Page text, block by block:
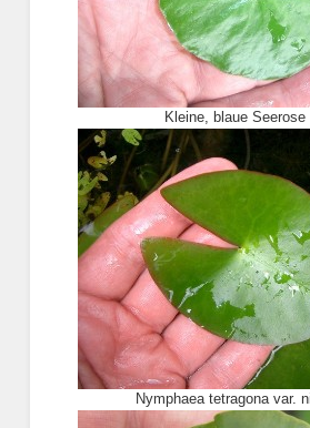
Kleine, blaue
Nymphaea tetragona var.